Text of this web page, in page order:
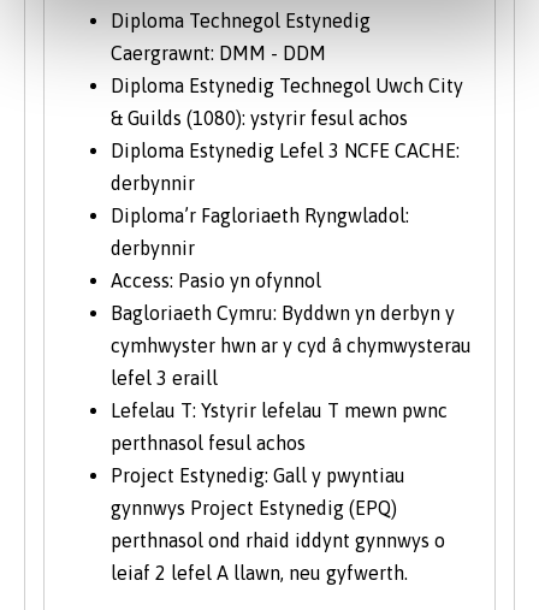
Diploma Technegol Estynedig
Caergrawnt: DMM - DDM
Diploma Estynedig Technegol Uwch City
& Guilds (1080): ystyrir fesul achos
Diploma Estynedig Lefel 3 NCFE CACHE:
derbynnir
Diploma’r Fagloriaeth Ryngwladol:
derbynnir
Access: Pasio yn ofynnol
Bagloriaeth Cymru: Byddwn yn derbyn y
cymhwyster hwn ar y cyd â chymwysterau
lefel 3 eraill
Lefelau T: Ystyrir lefelau T mewn pwnc
perthnasol fesul achos
Project Estynedig: Gall y pwyntiau
gynnwys Project Estynedig (EPQ)
perthnasol ond rhaid iddynt gynnwys o
leiaf 2 lefel A llawn, neu gyfwerth.